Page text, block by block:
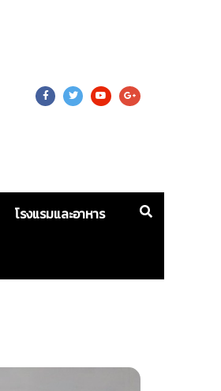
โรงแรมและอาหาร